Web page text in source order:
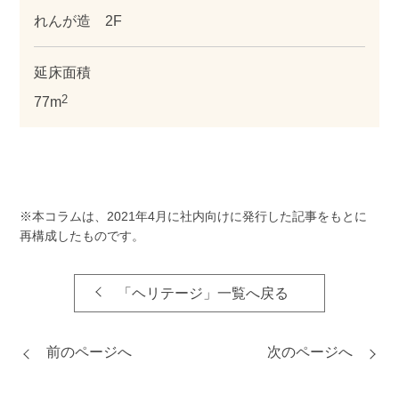
れんが造 2F
延床面積
77m2
※本コラムは、2021年4月に社内向けに発行した記事をもとに
再構成したものです。
「ヘリテージ」一覧へ戻る
前のページへ 次のページへ